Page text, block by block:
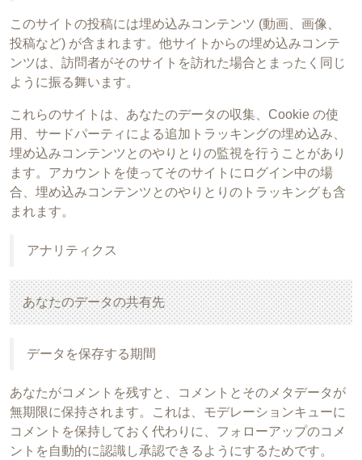
このサイトの投稿には埋め込みコンテンツ (動画、画像、
投稿など) が含まれます。他サイトからの埋め込みコンテ
ンツは、訪問者がそのサイトを訪れた場合とまったく同じ
ように振る舞います。
これらのサイトは、あなたのデータの収集、Cookie の使
用、サードパーティによる追加トラッキングの埋め込み、
埋め込みコンテンツとのやりとりの監視を行うことがあり
ます。アカウントを使ってそのサイトにログイン中の場
合、埋め込みコンテンツとのやりとりのトラッキングも含
まれます。
アナリティクス
あなたのデータの共有先
データを保存する期間
あなたがコメントを残すと、コメントとそのメタデータが
無期限に保持されます。これは、モデレーションキューに
コメントを保持しておく代わりに、フォローアップのコメ
ントを自動的に認識し承認できるようにするためです。